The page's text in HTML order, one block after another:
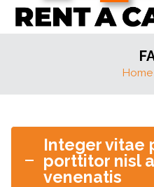
Home
Integer vitae
porttitor nisl
venenatis